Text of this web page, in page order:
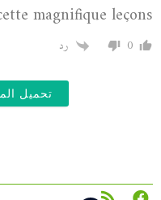
magnifique leçons
0 رد
تحميل